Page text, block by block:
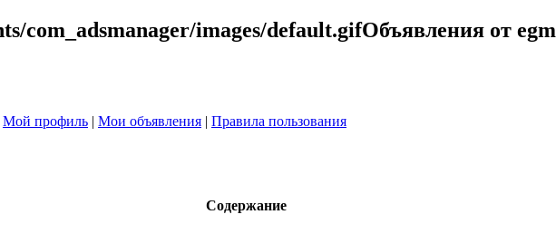
Объявления от
Мой профиль | Мои объявления | Правила пользования
Содержание